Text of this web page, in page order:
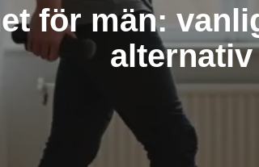
för män:
alternativ